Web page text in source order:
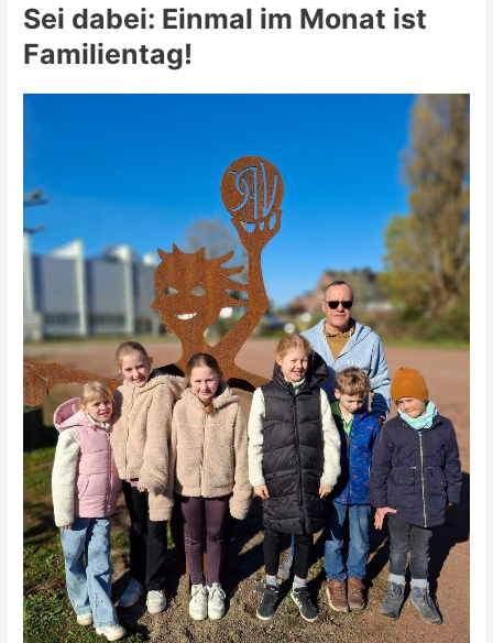
Sei dabei: Einmal im Monat ist
Familientag!